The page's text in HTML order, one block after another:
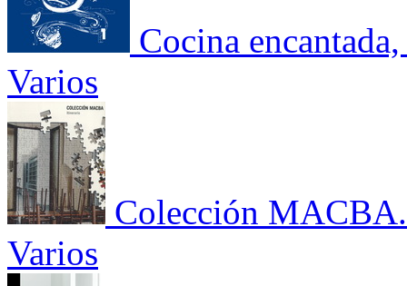
Cocina
Varios
Colección
Varios